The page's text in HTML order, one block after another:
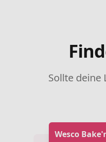
Sollte deine
Wesco